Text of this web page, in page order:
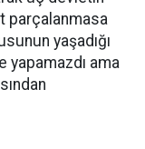
parçalanmasa
yaşadığı
yapamazdı ama